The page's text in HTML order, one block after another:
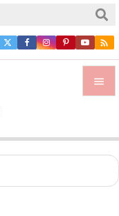


サイド

